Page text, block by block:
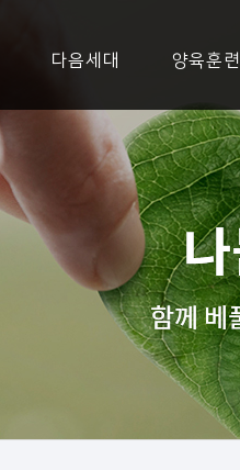
다음세대 양육훈련